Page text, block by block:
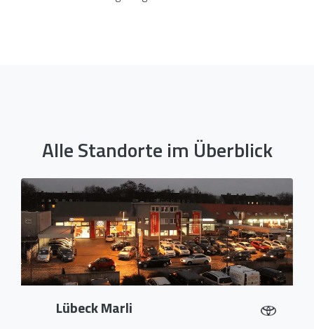
Alle Standorte im Überblick
Lübeck Marli